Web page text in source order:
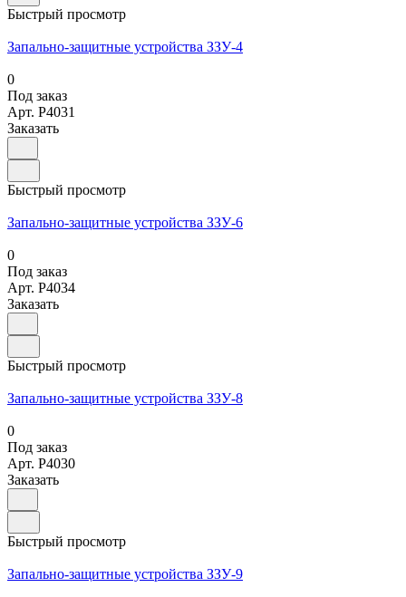
Быстрый просмотр
Запально-защитные устройства ЗЗУ-4
0
Под заказ
Арт. P4031
Заказать
Быстрый просмотр
Запально-защитные устройства ЗЗУ-6
0
Под заказ
Арт. P4034
Заказать
Быстрый просмотр
Запально-защитные устройства ЗЗУ-8
0
Под заказ
Арт. P4030
Заказать
Быстрый просмотр
Запально-защитные устройства ЗЗУ-9